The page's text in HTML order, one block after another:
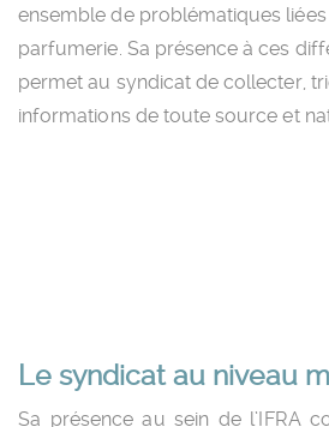
ensemble de problématiques liées
parfumerie. Sa présence à ces
permet au syndicat de collecter,
informations de toute source et
Le syndicat au niveau
Sa présence au sein de l’IFRA